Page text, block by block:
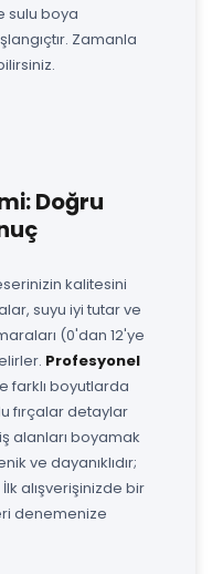
sulu boya
Zamanla
Doğru
kalitesini
suyu iyi tutar ve
(0'dan 12'ye
Profesyonel
farklı boyutlarda
fırçalar detaylar
alanları boyamak
ve dayanıklıdır;
alışverişinizde bir
denemenize